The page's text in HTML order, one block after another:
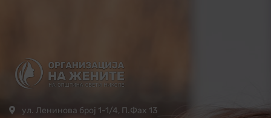
ул. Ленинова број 1-1/4, П.Фах 13